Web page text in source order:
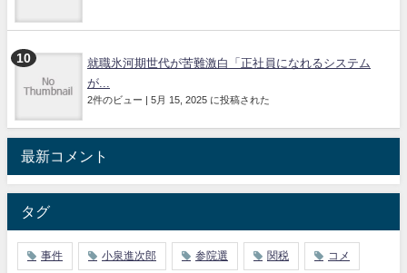
就職氷河期世代が苦難激白「正社員になれるシステム
が...
2件のビュー 5月 15, 2025 に投稿された
最新コメント
タグ
事件 小泉進次郎 参院選 関税 コメ